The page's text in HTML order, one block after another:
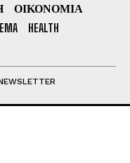
ΟΙΚΟΝΟΜΙΑ
HEALTH